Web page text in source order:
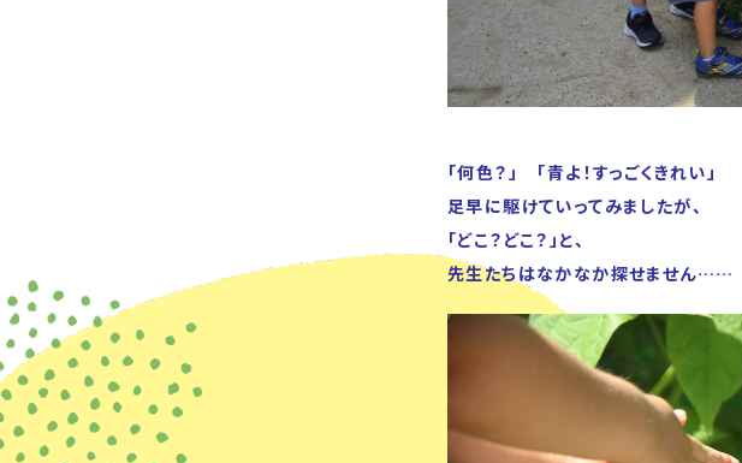
「何色？」 「青よ！すっごくきれい」
足早に駆けていってみましたが、
「どこ？どこ？」と、
先生たちはなかなか探せません……